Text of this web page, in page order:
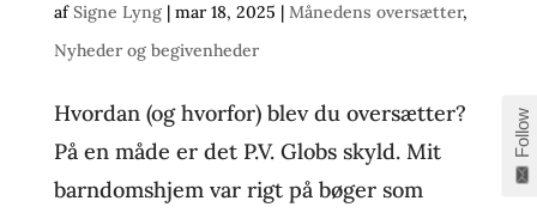
afSigne Lyng| mar 18, 2025 | Månedens oversætter,
Nyheder og begivenheder
Hvordan (og hvorfor) blev du oversætter?
På en måde er det P.V. Globs skyld. Mit
barndomshjem var rigt på bøger som
Follow